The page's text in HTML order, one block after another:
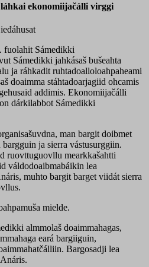
ekonomiijačálli virggi
fuolahit Sámedikki
Sámedikki jahkásaš bušeahta
ja ráhkadit ruhtadoalloloahpaheami
doaimma stáhtadoarjagiid ohcamis
addimis. Ekonomiijačálli
dárkilabbot Sámedikki
man bargit doibmet
ja sierra vástusurggiin.
ruovttuguovllu mearkkašahtti
váldodoaibmabáikin lea
muhto bargit barget viidát sierra
mielde.
almmolaš doaimmahagas,
eará bargiiguin,
Bargosadji lea